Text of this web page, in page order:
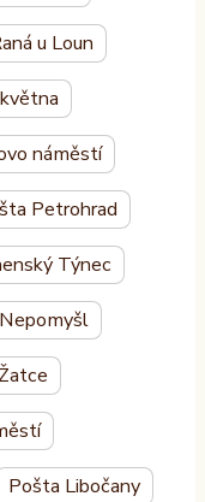
u Loun
náměstí
Petrohrad
Týnec
Pošta Libočany